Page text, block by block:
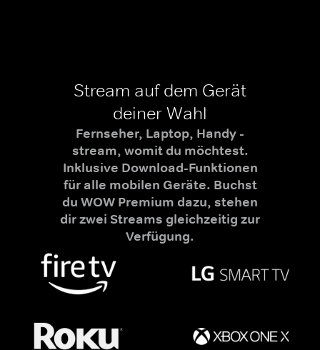
Stream auf dem Gerät
deiner Wahl
Fernseher, Laptop, Handy -
stream, womit du möchtest.
Inklusive Download-Funktionen
für alle mobilen Geräte. Buchst
du WOW Premium dazu, stehen
dir zwei Streams gleichzeitig zur
Verfügung.